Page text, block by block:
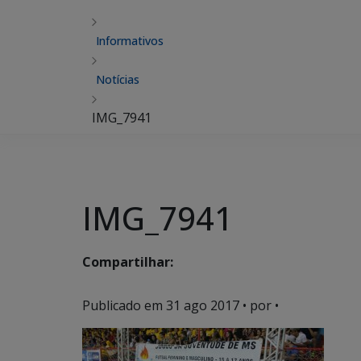
Informativos
Notícias
IMG_7941
IMG_7941
Compartilhar:
Publicado em 31 ago 2017 • por •